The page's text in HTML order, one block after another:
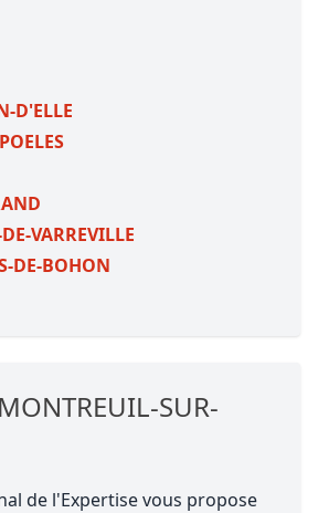
D'ELLE
VARREVILLE
DE-BOHON
SUR-
de l'Expertise vous propose